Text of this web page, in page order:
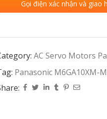
Gọi điện xác nhận và giao
AC Servo Motors
Panasonic M6GA10XM-